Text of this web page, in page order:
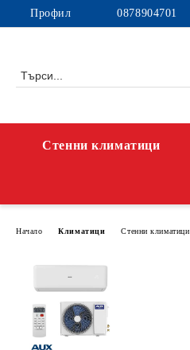
Профил 0878904701
Стенни климатици
Начало Климатици Стенни климатици